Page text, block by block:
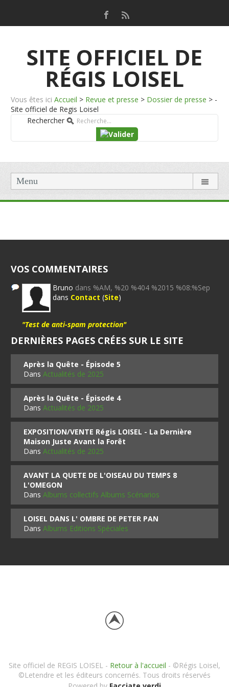
SITE OFFICIEL DE
RÉGIS LOISEL
Vous êtes ici Accueil > Revue et presse > Dossier de presse > -
Site officiel de Regis Loisel
Rechercher
Menu
VOS COMMENTAIRES
Bruno dans %AM, %20 %404 %2015 %08:%Sep
dans Contact (Site)
"Test de anti-spam protection"
DERNIÈRES PAGES CRÉES SUR LE SITE
Après la Quête - Épisode 5
DansActualités de 2025
Après la Quête - Épisode 4
DansActualités de 2025
EXPOSITION/VENTE Régis LOISEL - La Dernière
Maison Juste Avant la Forêt
DansActualités de 2025
AVANT LA QUETE DE L'OISEAU DU TEMPS 8
L'OMEGON
DansAlbums collectifs Albums Scénarios
LOISEL DANS L' OMBRE DE PETER PAN
DansAlbums Editions Spéciales
Site officiel de REGIS LOISEL - Retour à l'accueil - ©Régis Loisel,
©Letendre et les éditeurs concernés. Tous droits réservés